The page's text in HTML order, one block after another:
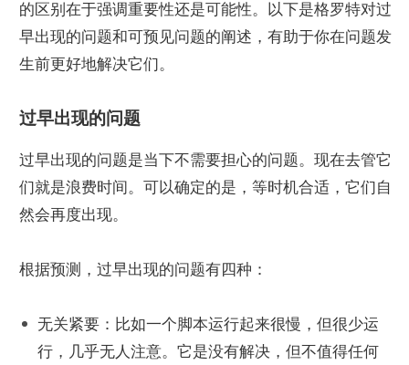
的区别在于强调重要性还是可能性。以下是格罗特对过
早出现的问题和可预见问题的阐述，有助于你在问题发
生前更好地解决它们。
过早出现的问题
过早出现的问题是当下不需要担心的问题。现在去管它
们就是浪费时间。可以确定的是，等时机合适，它们自
然会再度出现。
根据预测，过早出现的问题有四种：
无关紧要：比如一个脚本运行起来很慢，但很少运
行，几乎无人注意。它是没有解决，但不值得任何